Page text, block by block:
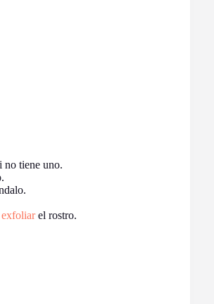
no tiene uno.
exfoliarel rostro.